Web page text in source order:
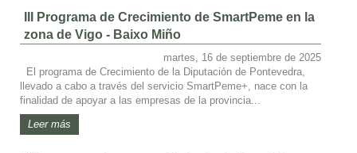
III Programa de Crecimiento de SmartPeme en la
zona de Vigo - Baixo Miño
martes, 16 de septiembre de 2025
El programa de Crecimiento de la Diputación de Pontevedra,
llevado a cabo a través del servicio SmartPeme+, nace con la
finalidad de apoyar a las empresas de la provincia...
Leer más